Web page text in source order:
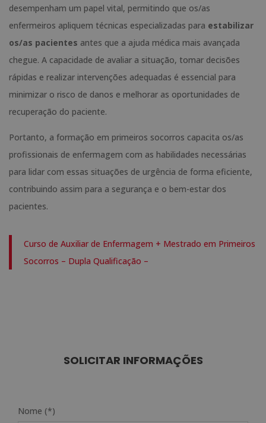
desempenham um papel vital, permitindo que os/as
enfermeiros apliquem técnicas especializadas para estabilizar
os/as pacientes antes que a ajuda médica mais avançada
chegue. A capacidade de avaliar a situação, tomar decisões
rápidas e realizar intervenções adequadas é essencial para
minimizar o risco de danos e melhorar as oportunidades de
recuperação do paciente.
Portanto, a formação em primeiros socorros capacita os/as
profissionais de enfermagem com as habilidades necessárias
para lidar com essas situações de urgência de forma eficiente,
contribuindo assim para a segurança e o bem-estar dos
pacientes.
Curso de Auxiliar de Enfermagem + Mestrado em Primeiros
Socorros – Dupla Qualificação –
SOLICITAR INFORMAÇÕES
Nome (*)